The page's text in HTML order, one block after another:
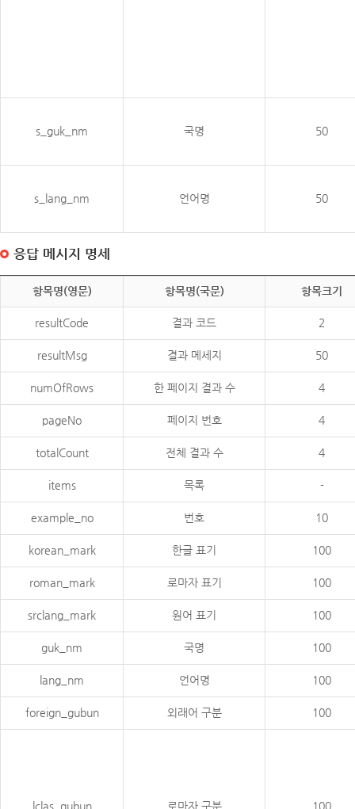
s_guk_nm 국명 50
s_lang_nm 언어명 50
응답 메시지 명세
항목명(영문) 항목명(국문) 항목크기
resultCode 결과 코드 2
resultMsg 결과 메세지 50
numOfRows 한 페이지 결과 수 4
pageNo 페이지 번호 4
totalCount 전체 결과 수 4
items 목록 -
example_no 번호 10
korean_mark 한글 표기 100
roman_mark 로마자 표기 100
srclang_mark 원어 표기 100
guk_nm 국명 100
lang_nm 언어명 100
foreign_gubun 외래어 구분 100
lclas_gubun 로마자 구분 100